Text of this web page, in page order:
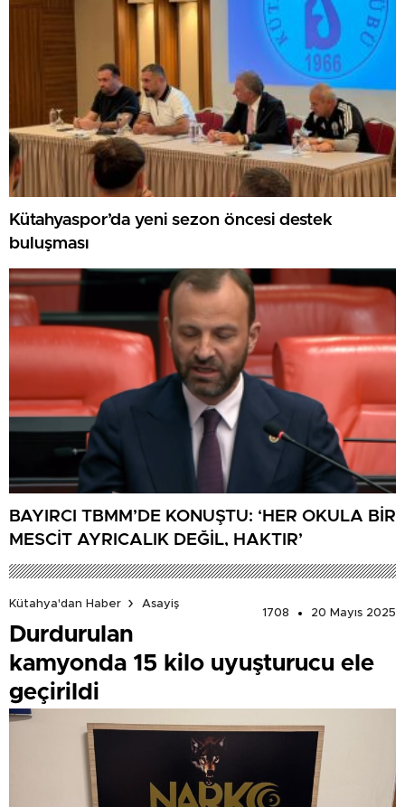
Kütahyaspor’da yeni sezon öncesi destek
buluşması
BAYIRCI TBMM’DE KONUŞTU: ‘HER OKULA BİR
MESCİT AYRICALIK DEĞİL, HAKTIR’
Kütahya'dan Haber
Asayiş
1708
20 Mayıs 2025
Durdurulan
kamyonda 15 kilo uyuşturucu ele
geçirildi